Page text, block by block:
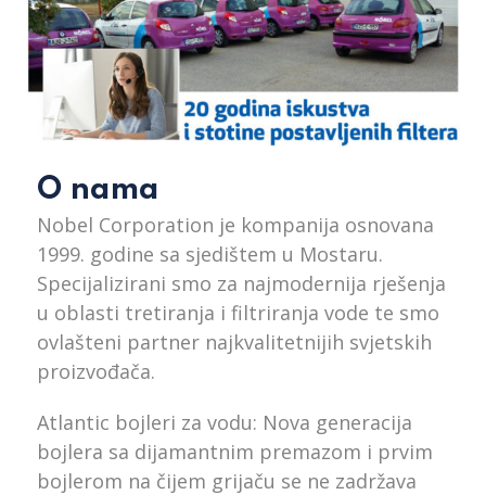
O nama
Nobel Corporation je kompanija osnovana
1999. godine sa sjedištem u Mostaru.
Specijalizirani smo za najmodernija rješenja
u oblasti tretiranja i filtriranja vode te smo
ovlašteni partner najkvalitetnijih svjetskih
proizvođača.
Atlantic bojleri za vodu: Nova generacija
bojlera sa dijamantnim premazom i prvim
bojlerom na čijem grijaču se ne zadržava